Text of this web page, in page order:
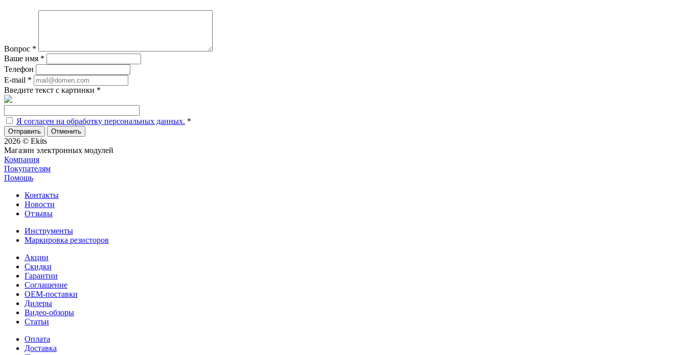
Вопрос *
Ваше имя *
Телефон
E-mail *
Введите текст с картинки *
Я согласен на обработку персональных данных. *
Отменить
2026 © Ekits
Магазин электронных модулей
Компания
Покупателям
Помощь
Контакты
Новости
Отзывы
Инструменты
Маркировка резисторов
Акции
Скидки
Гарантии
Соглашение
OEM-поставки
Дилеры
Видео-обзоры
Статьи
Оплата
Доставка